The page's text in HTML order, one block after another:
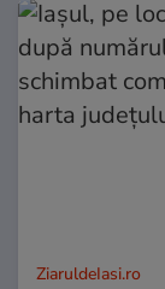
ZiaruldeIasi.ro